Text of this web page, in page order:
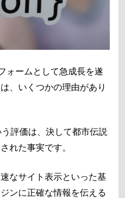
ォームとして急成長を遂
、いくつかの理由があり
評価は、決して都市伝説
れた事実です。
なサイト表示といった基
ンに正確な情報を伝える